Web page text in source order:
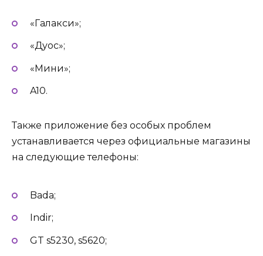
«Галакси»;
«Дуос»;
«Мини»;
A10.
Также приложение без особых проблем
устанавливается через официальные магазины
на следующие телефоны:
Bada;
Indir;
GT s5230, s5620;